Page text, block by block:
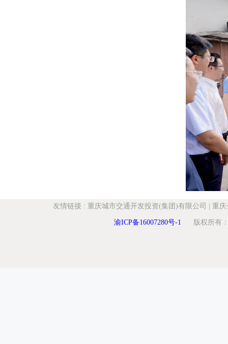
友情链接 : 重庆城市交通开发投资(集团)有限公司 重庆
渝ICP备16007280号-1 版权所有：